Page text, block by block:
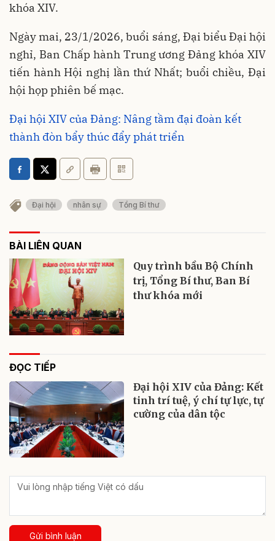
khóa XIV.
Ngày mai, 23/1/2026, buổi sáng, Đại biểu Đại hội
nghỉ, Ban Chấp hành Trung ương Đảng khóa XIV
tiến hành Hội nghị lần thứ Nhất; buổi chiều, Đại
hội họp phiên bế mạc.
Đại hội XIV của Đảng: Nâng tầm đại đoàn kết
thành đòn bẩy thúc đẩy phát triển
Đại hội nhân sự Tổng Bí thư
BÀI LIÊN QUAN
Quy trình bầu Bộ Chính
trị, Tổng Bí thư, Ban Bí
thư khóa mới
ĐỌC TIẾP
Đại hội XIV của Đảng: Kết
tinh trí tuệ, ý chí tự lực, tự
cường của dân tộc
Gửi bình luận